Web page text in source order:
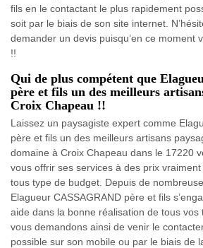
fils en le contactant le plus rapidement
soit par le biais de son site internet.
demander un devis puisqu’en ce moment
!!
Qui de plus compétent que
père et fils un des meilleurs
Croix Chapeau !!
Laissez un paysagiste expert comme
père et fils un des meilleurs artisans
domaine à Croix Chapeau dans le 17220
vous offrir ses services à des prix
tous type de budget. Depuis de
Elagueur CASSAGRAND père et fils
aide dans la bonne réalisation de tous vos
vous demandons ainsi de venir le
possible sur son mobile ou par le biais de